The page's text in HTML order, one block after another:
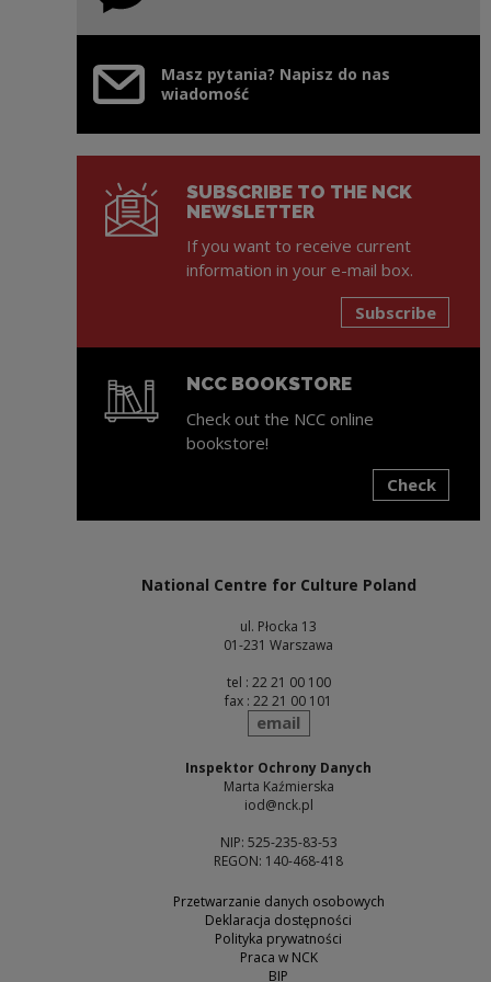
Masz pytania? Napisz do nas
wiadomość
SUBSCRIBE TO THE NCK
NEWSLETTER
If you want to receive current
information in your e-mail box.
Subscribe
NCC BOOKSTORE
Check out the NCC online
bookstore!
Check
National Centre for Culture Poland
ul. Płocka 13
01-231 Warszawa
tel : 22 21 00 100
fax : 22 21 00 101
send
email
Inspektor Ochrony Danych
Marta Kaźmierska
iod@nck.pl
NIP: 525-235-83-53
REGON: 140-468-418
Przetwarzanie danych osobowych
Deklaracja dostępności
Polityka prywatności
Praca w NCK
BIP